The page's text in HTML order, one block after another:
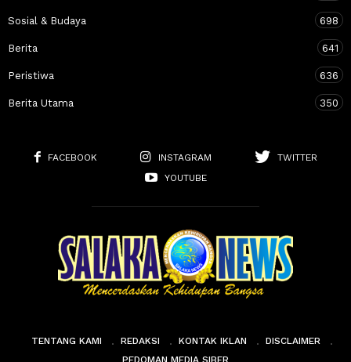
Sosial & Budaya 698
Berita 641
Peristiwa 636
Berita Utama 350
FACEBOOK INSTAGRAM
TWITTER
YOUTUBE
TENTANG KAMI REDAKSI KONTAK IKLAN
DISCLAIMER
PEDOMAN MEDIA SIBER